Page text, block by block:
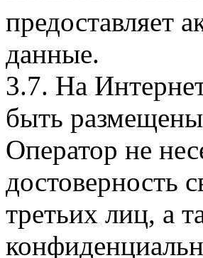
предоставляет
данные.
3.7. На
быть
Оператор не
достоверность
третьих лиц, а